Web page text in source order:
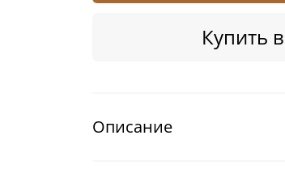
Купить
Описание